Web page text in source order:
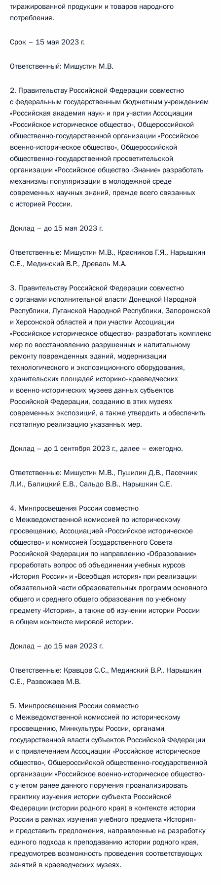
тиражированной продукции и товаров народного
потребления.
Срок – 15 мая 2023 г.
Ответственный: Мишустин М.В.
2. Правительству Российской Федерации совместно
с федеральным государственным бюджетным учреждением
«Российская академия наук» и при участии Ассоциации
«Российское историческое общество», Общероссийской
общественно-­государственной организации «Российское
военно-историческое общество», Общероссийской
общественно-государственной просветительской
организации «Российское общество «Знание» разработать
механизмы популяризации в молодежной среде
современных научных знаний, прежде всего связанных
с историей России.
Доклад – до 15 мая 2023 г.
Ответственные: Мишустин М.В., Красников Г.Я., Нарышкин
С.Е., Мединский В.Р., Древаль М.А.
3. Правительству Российской Федерации совместно
с органами исполнительной власти Донецкой Народной
Республики, Луганской Народной Республики, Запорожской
и Херсонской областей и при участии Ассоциации
«Российское историческое общество» разработать комплекс
мер по восстановлению разрушенных и капитальному
ремонту поврежденных зданий, модернизации
технологического и экспозиционного оборудования,
хранительских площадей историко-­краеведческих
и военно-исторических музеев данных субъектов
Российской Федерации, созданию в этих музеях
современных экспозиций, а также утвердить и обеспечить
поэтапную реализацию указанных мер.
Доклад – до 1 сентября 2023 г., далее – ежегодно.
Ответственные: Мишустин М.В., Пушилин Д.В., Пасечник
Л.И., Балицкий Е.В., Сальдо В.В., Нарышкин С.Е.
4. Минпросвещения России совместно
с Межведомственной комиссией по историческому
просвещению, Ассоциацией «Российское историческое
общество» и комиссией Государственного Совета
Российской Федерации по направлению «Образование»
проработать вопрос об объединении учебных курсов
«История России» и «Всеобщая история» при реализации
обязательной части образовательных программ основного
общего и среднего общего образования по учебному
предмету «История», а также об изучении истории России
в общем контексте мировой истории.
Доклад – до 15 мая 2023 г.
Ответственные: Кравцов С.С., Мединский В.Р., Нарышкин
С.Е., Развожаев М.В.
5. Минпросвещения России совместно
с Межведомственной комиссией по историческому
просвещению, Минкультуры России, органами
государственной власти субъектов Российской Федерации
и с привлечением Ассоциации «Российское историческое
общество», Общероссийской общественно-государственной
организации «Российское военно-историческое общество»
с учетом ранее данного поручения проанализировать
практику изучения истории субъекта Российской
Федерации (истории родного края) в контексте истории
России в рамках изучения учебного предмета «История»
и представить предложения, направленные на разработку
единого подхода к преподаванию истории родного края,
предусмотрев возможность проведения соответствующих
занятий в краеведческих музеях.